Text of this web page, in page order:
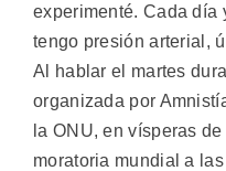
experimenté. Cada día
tengo presión arterial,
Al hablar el martes
organizada por
la ONU, en vísperas
moratoria mundial a